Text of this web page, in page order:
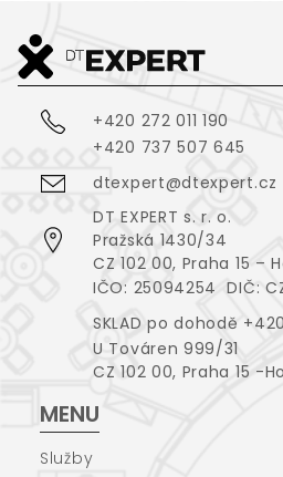
+420 272 011 190
+420 737 507 645
dtexpert@dtexpert.cz
DT EXPERT s. r. o.
Pražská 1430/34
CZ 102 00, Praha 15 –
IČO: 25094254 DIČ:
SKLAD po dohodě
U Továren 999/31
CZ 102 00, Praha 15 -
MENU
Služby